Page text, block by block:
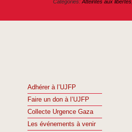
Categories: Atteintes aux libertés
Adhérer à l’UJFP
Faire un don à l’UJFP
Collecte Urgence Gaza
Les événements à venir